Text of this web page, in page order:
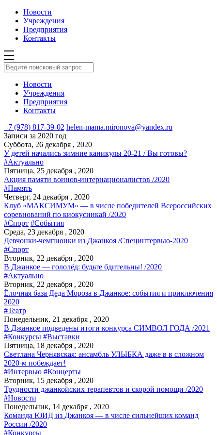
Новости
Учреждения
Предприятия
Контакты
Новости
Учреждения
Предприятия
Контакты
+7 (978) 817-39-02 helen-mama.mironova@yandex.ru
Записи за 2020 год
Суббота, 26 декабря , 2020
У детей начались зимние каникулы 20-21 / Вы готовы?
#Актуально
Пятница, 25 декабря , 2020
Акция памяти воинов-интернационалистов /2020
#Память
Четверг, 24 декабря , 2020
Клуб «МАКСИМУМ» — в числе победителей Всероссийских
соревнований по киокусинкай /2020
#Спорт #События
Среда, 23 декабря , 2020
Девчонки-чемпионки из Джанкоя /Специнтервью-2020
#Спорт
Вторник, 22 декабря , 2020
В Джанкое — гололёд: будьте бдительны! /2020
#Актуально
Вторник, 22 декабря , 2020
Ёлочная база Деда Мороза в Джанкое: события и приключения
2020
#Театр
Понедельник, 21 декабря , 2020
В Джанкое подведены итоги конкурса СИМВОЛ ГОДА /2021
#Конкурсы #Выставки
Пятница, 18 декабря , 2020
Светлана Чернявская: ансамбль УЛЫБКА даже в в сложном
2020-м побеждает!
#Интервью #Концерты
Вторник, 15 декабря , 2020
Трудности джанкойских терапевтов и скорой помощи /2020
#Новости
Понедельник, 14 декабря , 2020
Команда ЮИД из Джанкоя — в числе сильнейших команд
России /2020
#Конкурсы